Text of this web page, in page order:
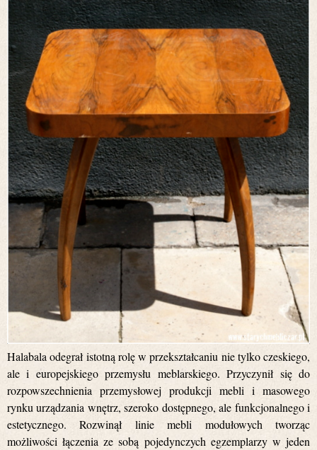
Halabala odegrał istotną rolę w przekształcaniu nie tylko czeskiego,
ale i europejskiego przemysłu meblarskiego. Przyczynił się do
rozpowszechnienia przemysłowej produkcji mebli i masowego
rynku urządzania wnętrz, szeroko dostępnego, ale funkcjonalnego i
estetycznego. Rozwinął linie mebli modułowych tworząc
możliwości łączenia ze sobą pojedynczych egzemplarzy w jeden